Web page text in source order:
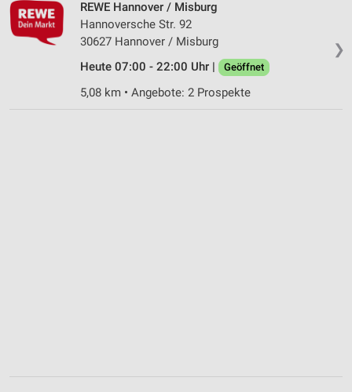
❯
REWE Hannover / Misburg
Hannoversche Str. 92
30627 Hannover / Misburg
Heute 07:00 - 22:00 Uhr |
Geöffnet
5,08 km • Angebote: 2 Prospekte
Performance
Funktional